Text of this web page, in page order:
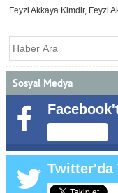
Feyzi Akkaya Kimdir, Feyzi
Sosyal Medya
Twitter'da